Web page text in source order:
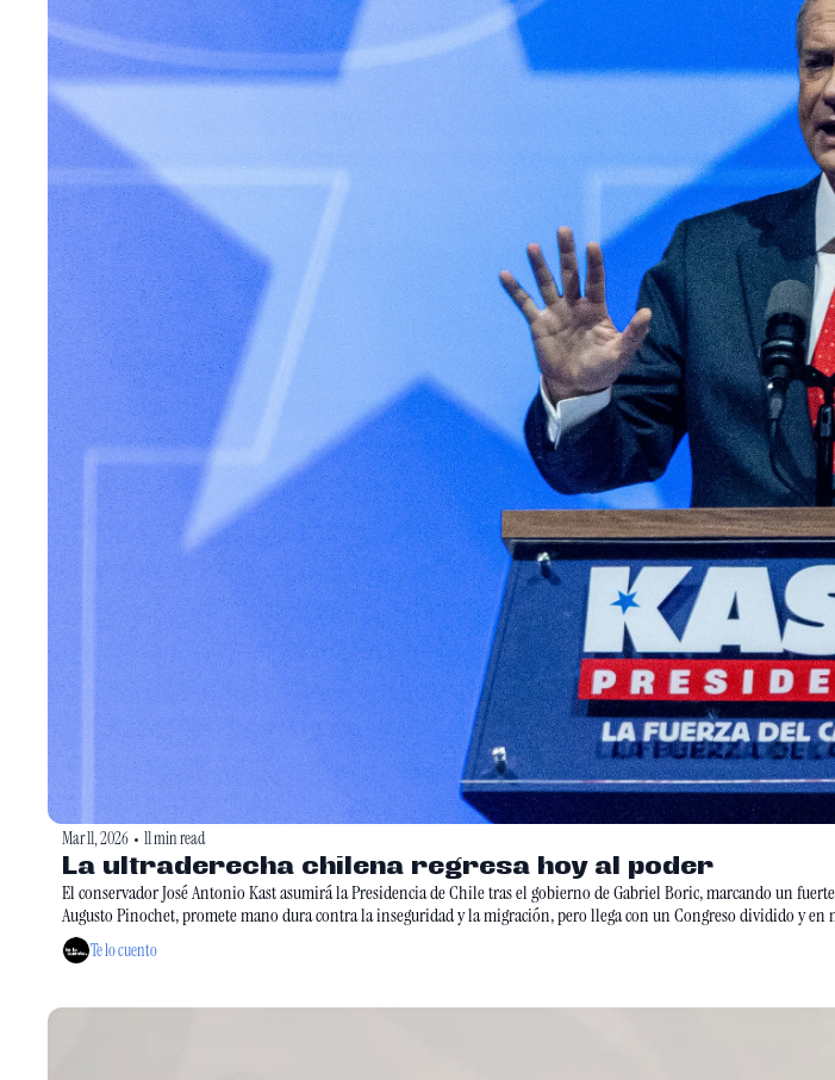
Mar 11, 2026 • 11 min read
El conservador José Antonio Kast asumirá la Presidencia de Chile tras el gobierno de Gabriel Boric, marcando un
Augusto Pinochet, promete mano dura contra la inseguridad y la migración, pero llega con un Congreso dividido y en
Te lo cuento